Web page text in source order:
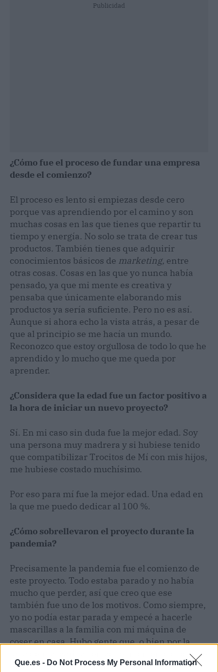
Que.es - Do Not Process My Personal Information
Publicidad
¿Cómo fue el proceso de fundar una empresa
desde el comienzo?
El proceso es lento si empiezas desde cero
porque vas aprendiendo por el camino y son
muchas cosas en las que tienes que repartir tu
tiempo y energía. No solo se trata de crear tus
productos. También tienes que adquirir
conocimientos básicos de marketing, entre
otras cosas. Cosas en las que yo nunca había
pensado, ya que mi mente es creativa y
pensaba que únicamente elaborando mis
productos ya sería suficiente. Pero no es así.
Aunque si ahora echo la vista atrás, a pesar de
que al principio se me hacía un mundo.
Reconozco que estoy orgullosa de todo lo que he
aprendido y lo mucho que me queda por
aprender.
¿Considera que la edad fue un factor positivo a
la hora de iniciar un nuevo proyecto?
Sí. En mi caso sin duda fue la mejor edad. Soy
una persona muy madrera y si hubiese tenido
que compatibilizar Trocitos de Mí con mis hijos,
me hubiese costado muchísimo.
Por eso para mí fue la mejor edad. Una edad en
la que me puedo dedicar al 100 %.
¿Cómo sobrellevaron el proyecto durante la
pandemia?
Precisamente la pandemia fue el comienzo de
este proyecto. Todo estaba parado y no había
mucho que perder, así que creo que ese
también fue uno de los motivos. Como siempre,
yo no podía estar parada y empecé a hacerle
mascarillas a la familia con mi máquina de
coser en casa. Hubo gente que, o bien por la
falta de mascarillas en aquel momento o porque
en realidad le gustaba mi manera de